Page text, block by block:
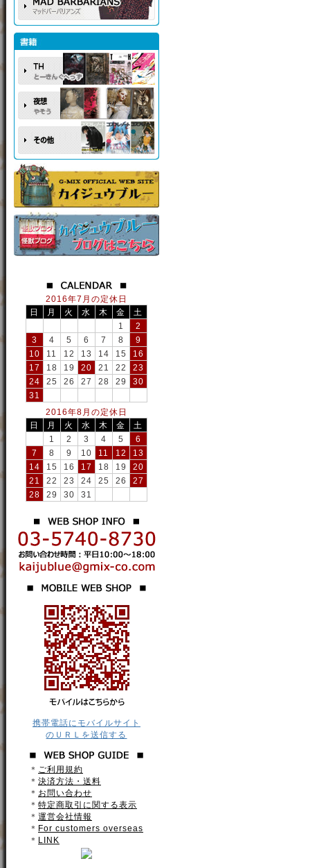
2016年7月の定休日
日
月 火 水 木 金
土
1
2
3
4 5 6 7 8
9
10
11 12 13 14 15
16
17
18 19 20 21 22
23
24
25 26 27 28 29
30
31
2016年8月の定休日
日
月 火 水 木 金
土
1
2 3 4 5
6
7
8 9 10 11 12
13
14
15 16 17 18 19
20
21
22 23 24 25 26
27
28
29 30 31
携帯電話にモバイルサイト
のＵＲＬを送信する
＊ ご利用規約
＊ 決済方法・送料
＊ お問い合わせ
＊ 特定商取引に関する表示
＊ 運営会社情報
＊ For customers overseas
＊ LINK